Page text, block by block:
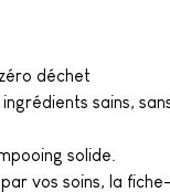
déchet
sains,
solide.
vos soins, la